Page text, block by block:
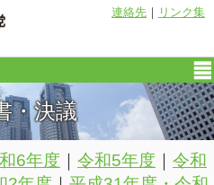
連絡先 ｜ リンク集
・決議
6年度 令和5年度
令和